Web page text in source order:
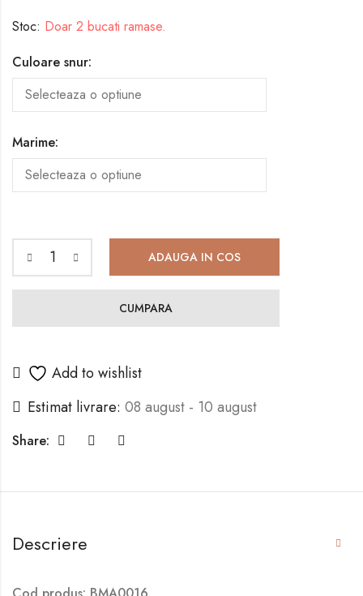
Stoc: Doar 2 bucati ramase.
Culoare snur:
Marime:
ADAUGA IN COS
CUMPARA
Add to wishlist
Estimat livrare: 08 august - 10 august
Share:
Descriere